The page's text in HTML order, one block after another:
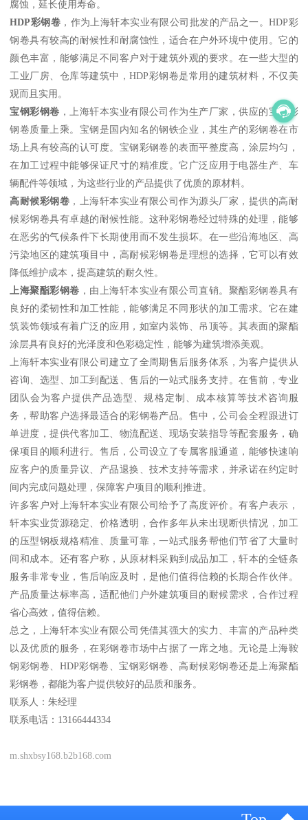
腐蚀，延长使用寿命。
HDP彩钢卷 ，作为上海轩本实业有限公司批发的产品之一。HDP彩
钢卷具有较高的耐候性和耐腐蚀性，适合在户外环境中使用。它的
颜色丰富，能够满足不同客户对于建筑外观的要求。在一些大型的
工业厂房、仓库等建筑中，HDP彩钢卷是常用的建筑材料，不仅美
观而且实用。
宝钢彩钢卷 ，上海轩本实业有限公司作为生产厂家，供应的宝钢彩
钢卷质量上乘。宝钢是国内知名的钢铁企业，其生产的彩钢卷在市
场上具有较高的认可度。宝钢彩钢卷的表面平整度高，涂层均匀，
在加工过程中能够保证尺寸的精准度。它广泛应用于电器生产、车
辆配件等领域，为这些行业的产品提供了优质的原材料。
高耐候彩钢卷 ，上海轩本实业有限公司作为源头厂家，提供的高耐
候彩钢卷具有卓越的耐候性能。这种彩钢卷经过特殊的处理，能够
在恶劣的气候条件下长期使用而不发生损坏。在一些沿海地区、高
污染地区的建筑项目中，高耐候彩钢卷是理想的选择，它可以有效
降低维护成本，提高建筑的耐久性。
上海聚酯彩钢卷 ，由上海轩本实业有限公司直销。聚酯彩钢卷具有
良好的柔韧性和加工性能，能够满足不同形状的加工需求。它在建
筑装饰领域有着广泛的应用，如室内装饰、吊顶等。其表面的聚酯
涂层具有良好的光泽度和色彩稳定性，能够为建筑增添美观。
上海轩本实业有限公司建立了全周期售后服务体系，为客户提供从
咨询、选型、加工到配送、售后的一站式服务支持。在售前，专业
团队会为客户提供产品选型、规格定制、成本核算等技术咨询服
务，帮助客户选择最适合的彩钢卷产品。售中，公司会全程跟进订
单进度，提供代客加工、物流配送、现场安装指导等配套服务，确
保项目的顺利进行。售后，公司设立了专属客服通道，能够快速响
应客户的质量异议、产品退换、技术支持等需求，并承诺在约定时
间内完成问题处理，保障客户项目的顺利推进。
许多客户对上海轩本实业有限公司给予了高度评价。有客户表示，
轩本实业货源稳定、价格透明，合作多年从未出现断供情况，加工
的压型钢板规格精准、质量可靠，一站式服务帮他们节省了大量时
间和成本。还有客户称，从原材料采购到成品加工，轩本的全链条
服务非常专业，售后响应及时，是他们值得信赖的长期合作伙伴。
产品质量达标率高，适配他们户外建筑项目的耐候需求，合作过程
省心高效，值得信赖。
总之，上海轩本实业有限公司凭借其强大的实力、丰富的产品种类
以及优质的服务，在彩钢卷市场中占据了一席之地。无论是上海鞍
钢彩钢卷、HDP彩钢卷、宝钢彩钢卷、高耐候彩钢卷还是上海聚酯
彩钢卷，都能为客户提供较好的品质和服务。
联系人：朱经理
联系电话：13166444334
m.shxbsy168.b2b168.com